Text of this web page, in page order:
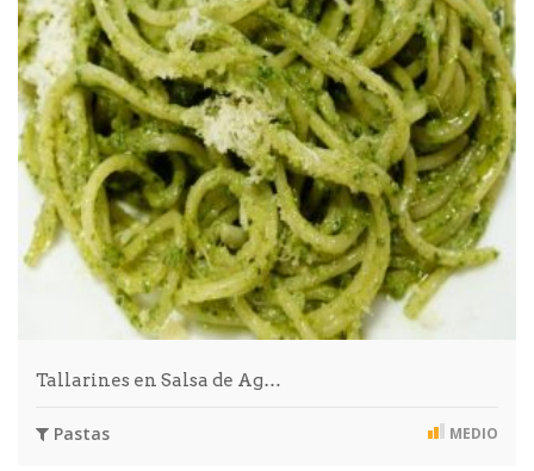
Tallarines en Salsa de Ag…
Pastas MEDIO